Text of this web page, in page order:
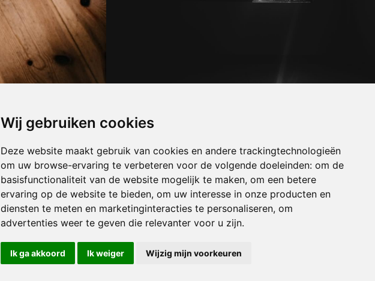
Wij gebruiken cookies
Deze website maakt gebruik van cookies en andere trackingtechnologieën
om uw browse-ervaring te verbeteren voor de volgende doeleinden: om de
basisfunctionaliteit van de website mogelijk te maken, om een betere
ervaring op de website te bieden, om uw interesse in onze producten en
diensten te meten en marketinginteracties te personaliseren, om
advertenties weer te geven die relevanter voor u zijn.
Ik ga akkoord Ik weiger Wijzig mijn voorkeuren
Verhuizen huppaye
Verhuizen jandrain-jandrenouille
Verhuizen geldenaken